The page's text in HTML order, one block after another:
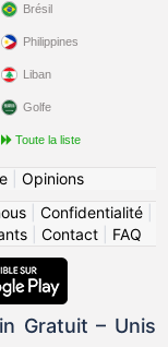
Brésil
Philippines
Liban
Golfe
Toute la liste
| Opinions
Confidentialité
| Contact| FAQ
Gratuit – Unis